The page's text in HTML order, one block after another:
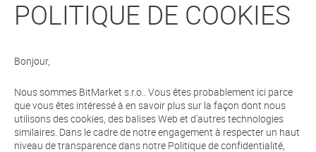
POLITIQUE DE COOKIES
Bonjour,
Nous sommes BitMarket s.r.o.. Vous êtes probablement ici parce
que vous êtes intéressé à en savoir plus sur la façon dont nous
utilisons des cookies, des balises Web et d'autres technologies
similaires. Dans le cadre de notre engagement à respecter un haut
niveau de transparence dans notre Politique de confidentialité,